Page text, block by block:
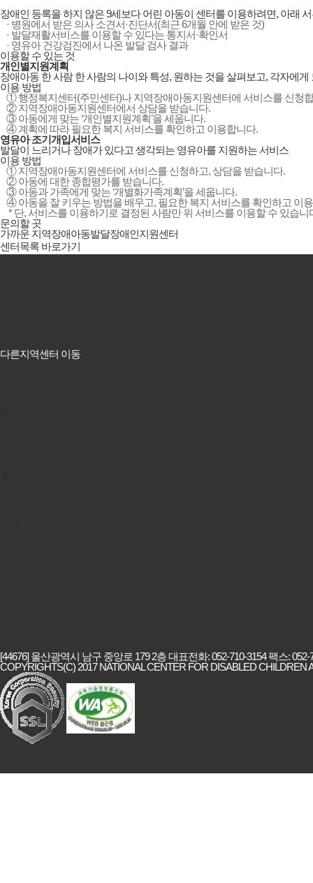
장애인 등록을 하지 않은 9세보다 어린 아동이 센터를 이용하려면, 아래
· 병원에서 받은 의사 소견서·진단서(최근 6개월 안에 받은 것)
· 발달재활서비스를 이용할 수 있다는 통지서·확인서
· 영유아 건강검진에서 나온 발달 검사 결과
이용할 수 있는 것
개인별지원계획
장애아동 한 사람 한 사람의 나이와 특성, 원하는 것을 살펴보고, 각자에
이용 방법
① 행정복지센터(주민센터)나 지역장애아동지원센터에 서비스를 신청
② 지역장애아동지원센터에서 상담을 받습니다.
③ 아동에게 맞는 ‘개인별지원계획’을 세웁니다.
④ 계획에 따라 필요한 복지 서비스를 확인하고 이용합니다.
영유아 조기개입서비스
발달이 느리거나 장애가 있다고 생각되는 영유아를 지원하는 서비스
이용 방법
① 지역장애아동지원센터에 서비스를 신청하고, 상담을 받습니다.
② 아동에 대한 종합평가를 받습니다.
③ 아동과 가족에게 맞는 ‘개별화가족계획’을 세웁니다.
④ 아동을 잘 키우는 방법을 배우고, 필요한 복지 서비스를 확인하고 이
* 단, 서비스를 이용하기로 결정된 사람만 위 서비스를 이용할 수 있습니
문의할 곳
가까운 지역장애아동발달장애인지원센터
센터목록 바로가기
다른지역센터 이동
[44676] 울산광역시 남구 중앙로 179 2층 대표전화: 052-710-3154 팩스: 052-
COPYRIGHTS(C) 2017 NATIONAL CENTER FOR DISABLED